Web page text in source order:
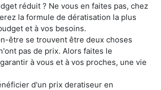
réduit ? Ne vous en faites pas, chez
la formule de dératisation la plus
et à vos besoins.
être se trouvent être deux choses
pas de prix. Alors faites le
à vous et à vos proches, une vie
d'un prix deratiseur en